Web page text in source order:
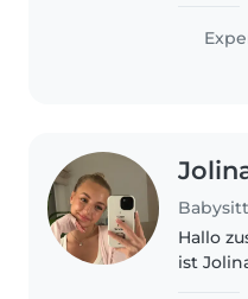
Hallo
ist